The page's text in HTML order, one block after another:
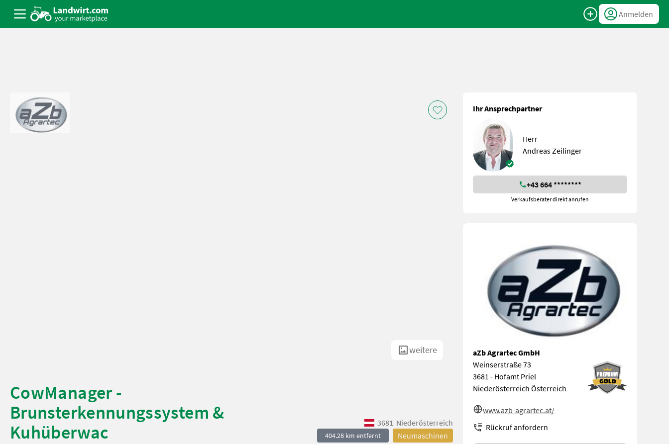
Anmelden
weitere
CowManager -
Brunsterkennungssystem &
Kuhüberwac
3681 Niederösterreich
404.28 km entfernt Neumaschinen
Ihr Ansprechpartner
Herr
Andreas Zeilinger
+43 664 ********
Verkaufsberater direkt anrufen
aZb Agrartec GmbH
Weinserstraße 73
3681 - Hofamt Priel
Niederösterreich Österreich
www.azb-agrartec.at/
Rückruf anfordern